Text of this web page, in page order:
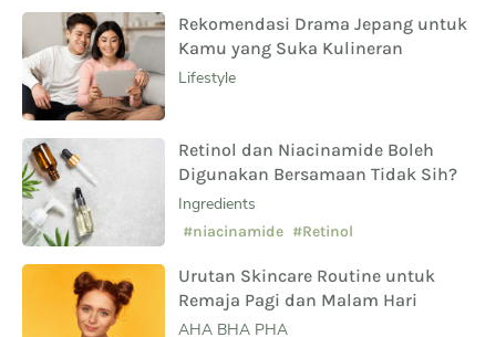
Rekomendasi Drama Jepang untuk
Kamu yang Suka Kulineran
Lifestyle
Retinol dan Niacinamide Boleh
Digunakan Bersamaan Tidak Sih?
Ingredients
#niacinamide #Retinol
Urutan Skincare Routine untuk
Remaja Pagi dan Malam Hari
AHA BHA PHA